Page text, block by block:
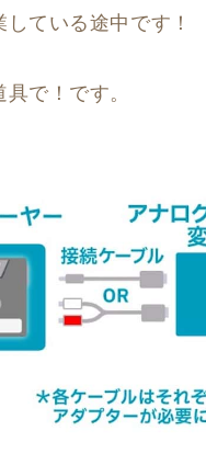
ている途中です！
で！です。